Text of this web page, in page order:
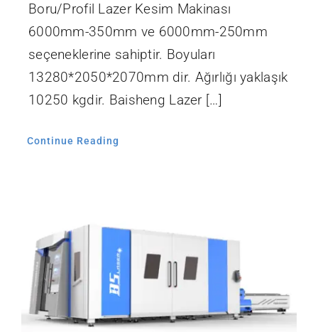
Boru/Profil Lazer Kesim Makinası
6000mm-350mm ve 6000mm-250mm
seçeneklerine sahiptir. Boyuları
13280*2050*2070mm dir. Ağırlığı yaklaşık
10250 kgdir. Baisheng Lazer […]
Continue Reading